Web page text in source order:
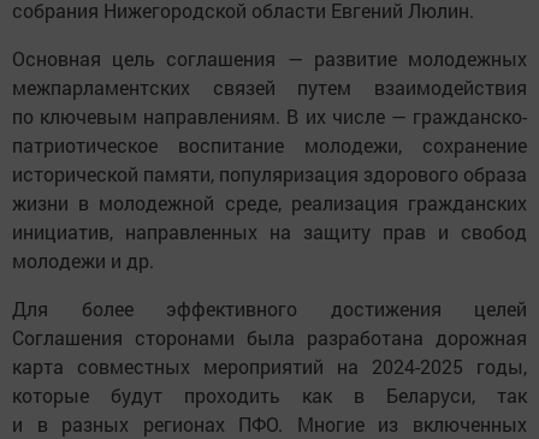
собрания Нижегородской области Евгений Люлин.
Основная цель соглашения — развитие молодежных
межпарламентских связей путем взаимодействия
по ключевым направлениям. В их числе — гражданско-
патриотическое воспитание молодежи, сохранение
исторической памяти, популяризация здорового образа
жизни в молодежной среде, реализация гражданских
инициатив, направленных на защиту прав и свобод
молодежи и др.
Для более эффективного достижения целей
Соглашения сторонами была разработана дорожная
карта совместных мероприятий на 2024-2025 годы,
которые будут проходить как в Беларуси, так
и в разных регионах ПФО. Многие из включенных